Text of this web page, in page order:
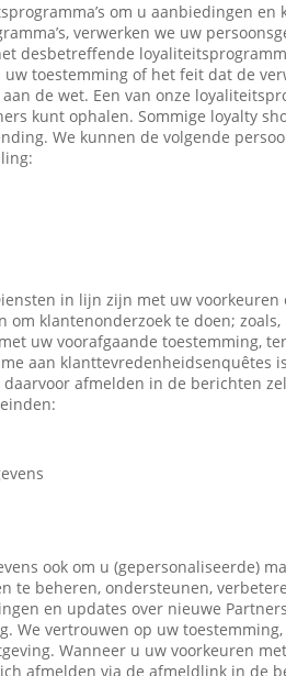
om u aanbiedingen
verwerken we uw
desbetreffende
toestemming of het feit dat de
de wet. Een van onze
kunt ophalen. Sommige loyalty
We kunnen de volgende
in lijn zijn met uw
om klantenonderzoek te doen;
uw voorafgaande toestemming,
aan klanttevredenheidsenquêtes
afmelden in de berichten
ook om u (gepersonaliseerde)
te beheren, ondersteunen,
en updates over nieuwe
We vertrouwen op uw
Wanneer u uw voorkeuren
afmelden via de afmeldlink in de